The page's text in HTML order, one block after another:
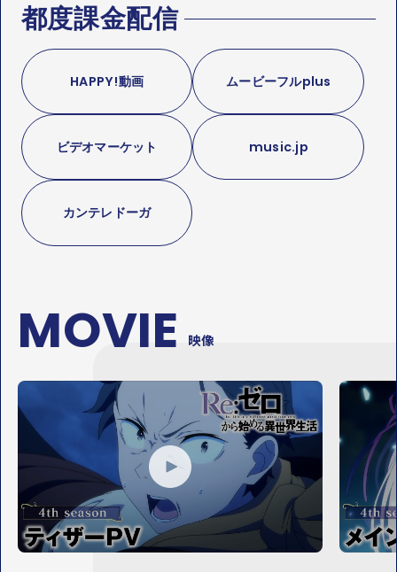
都度課金配信
HAPPY!動画 ムービーフルplus
ビデオマーケット music.jp
カンテレドーガ
MOVIE 映像
M
O
V
E
M
O
E